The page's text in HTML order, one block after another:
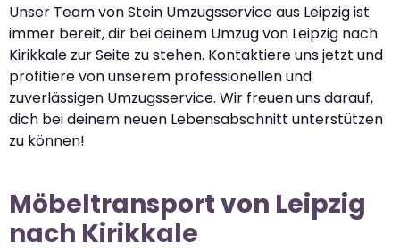
Unser Team von Stein Umzugsservice aus Leipzig ist
immer bereit, dir bei deinem Umzug von Leipzig nach
Kirikkale zur Seite zu stehen. Kontaktiere uns jetzt und
profitiere von unserem professionellen und
zuverlässigen Umzugsservice. Wir freuen uns darauf,
dich bei deinem neuen Lebensabschnitt unterstützen
zu können!
Möbeltransport von Leipzig
nach Kirikkale